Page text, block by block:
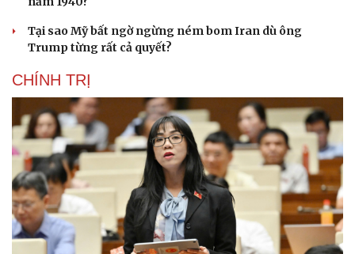
Tại sao Mỹ bất ngờ ngừng ném bom Iran dù ông
Trump từng rất cả quyết?
CHÍNH TRỊ